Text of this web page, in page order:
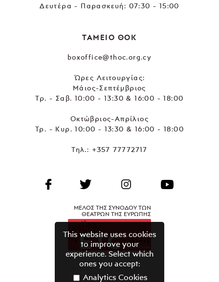
Δευτέρα - Παρασκευή: 07:30 - 15:00
ΤΑΜΕΙΟ ΘΟΚ
boxoffice@thoc.org.cy
Ώρες Λειτουργίας:
Μάιος-Σεπτέμβριος
Τρ. - Σαβ. 10:00 - 13:30 & 16:00 - 18:00
Οκτώβριος-Απρίλιος
Τρ. - Κυρ. 10:00 - 13:30 & 16:00 - 18:00
Τηλ.: +357 77772717
ΜΕΛΟΣ ΤΗΣ ΣΥΝΟΔΟΥ ΤΩΝ
ΘΕΑΤΡΩΝ ΤΗΣ ΕΥΡΩΠΗΣ
This website uses cookies
to improve your
experience. Select which
ones you accept:
Analytics Cookies